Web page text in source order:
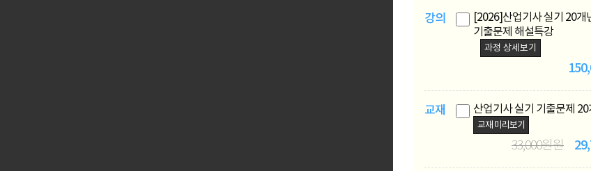
강의
[2026]산업기사 실기 20개
기출문제 해설특강
과정 상세보기
교재 산업기사 실기 기출문제
교재 미리보기
33,000원원